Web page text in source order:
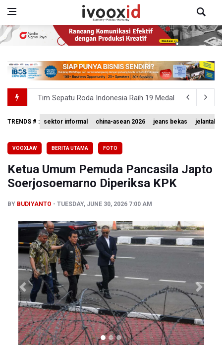
Tim Sepatu Roda Indonesia Raih 19 Medali di Gelaran
Sastra untuk Penyadaran Kebangsaan
Timnas Voli Putri Indonesia Kalah 1-3 Lawan Filipina
PSSI Ajak Publik Tak Hujat Pelatih dan Pemain Timnas
TRENDS # : sektor informal china-asean 2026 jeans bekas jelantah
VOOXLAW BERITA UTAMA FOTO
Ketua Umum Pemuda Pancasila Japto
Soerjosoemarno Diperiksa KPK
BY BUDIYANTO TUESDAY, JUNE 30, 2026 7:00 AM
Previous Next